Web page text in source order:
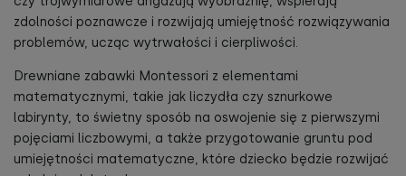
zdolności poznawcze i rozwijają umiejętność rozwiązywania
problemów, ucząc wytrwałości i cierpliwości.
Drewniane zabawki Montessori z elementami
matematycznymi, takie jak liczydła czy sznurkowe
labirynty, to świetny sposób na oswojenie się z pierwszymi
pojęciami liczbowymi, a także przygotowanie gruntu pod
umiejętności matematyczne, które dziecko będzie rozwijać